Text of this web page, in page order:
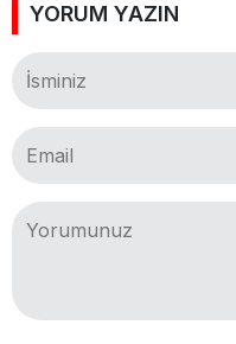
YORUM YAZIN